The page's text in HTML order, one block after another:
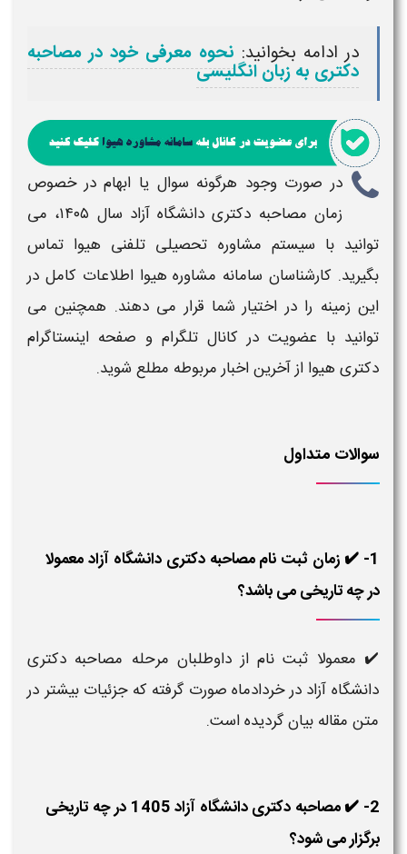
در ادامه بخوانید: نحوه معرفی خود در مصاحبه
دکتری به زبان انگلیسی
در صورت وجود هرگونه سوال یا ابهام در خصوص
زمان مصاحبه دکتری دانشگاه آزاد سال ۱۴۰۵
، می
توانید با سیستم مشاوره تحصیلی تلفنی هیوا تماس
بگیرید. کارشناسان سامانه مشاوره هیوا اطلاعات کامل در
این زمینه را در اختیار شما قرار می دهند. همچنین می
توانید با عضویت در کانال تلگرام و صفحه اینستاگرام
دکتری هیوا از آخرین اخبار مربوطه مطلع شوید.
سوالات متداول
1- ✔️ زمان ثبت نام مصاحبه دکتری دانشگاه آزاد معمولا
در چه تاریخی می باشد؟
✔️ معمولا ثبت نام از داوطلبان مرحله مصاحبه دکتری
دانشگاه آزاد در خردادماه صورت گرفته که جزئیات بیشتر در
متن مقاله بیان گردیده است.
2- ✔️ مصاحبه دکتری دانشگاه آزاد 1405 در چه تاریخی
برگزار می شود؟